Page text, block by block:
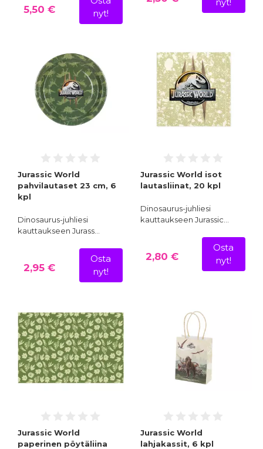
5,50 €
nyt!
Jurassic World
pahvilautaset 23 cm, 6
kpl
Dinosaurus-juhliesi
kauttaukseen Jurass…
2,95 €
Osta
nyt!
Jurassic World isot
lautasliinat, 20 kpl
Dinosaurus-juhliesi
kauttaukseen Jurassic…
2,80 €
Osta
nyt!
Jurassic World
paperinen pöytäliina
Jurassic World
lahjakassit, 6 kpl